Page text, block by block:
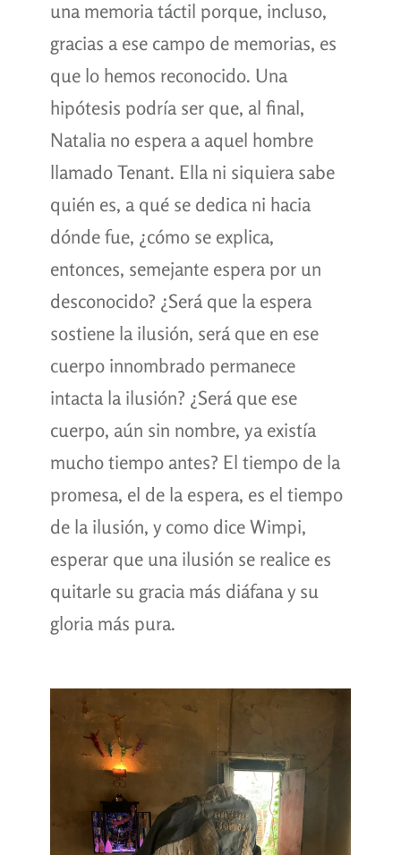
una memoria táctil porque, incluso,
gracias a ese campo de memorias, es
que lo hemos reconocido. Una
hipótesis podría ser que, al final,
Natalia no espera a aquel hombre
llamado Tenant. Ella ni siquiera sabe
quién es, a qué se dedica ni hacia
dónde fue, ¿cómo se explica,
entonces, semejante espera por un
desconocido? ¿Será que la espera
sostiene la ilusión, será que en ese
cuerpo innombrado permanece
intacta la ilusión? ¿Será que ese
cuerpo, aún sin nombre, ya existía
mucho tiempo antes? El tiempo de la
promesa, el de la espera, es el tiempo
de la ilusión, y como dice Wimpi,
esperar que una ilusión se realice es
quitarle su gracia más diáfana y su
gloria más pura.